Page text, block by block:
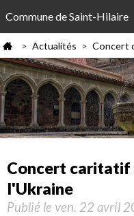
Commune de Saint-Hilaire
> Actualités > Concert
Concert caritatif
l'Ukraine
Publié le ven. 22 avril